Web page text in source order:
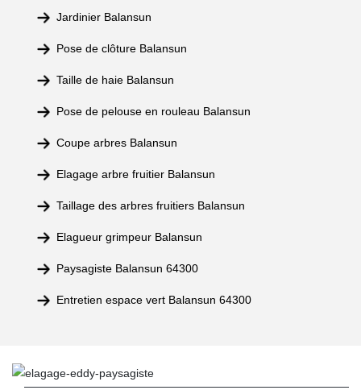
Jardinier Balansun
Pose de clôture Balansun
Taille de haie Balansun
Pose de pelouse en rouleau Balansun
Coupe arbres Balansun
Elagage arbre fruitier Balansun
Taillage des arbres fruitiers Balansun
Elagueur grimpeur Balansun
Paysagiste Balansun 64300
Entretien espace vert Balansun 64300